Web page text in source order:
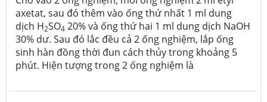
axetat, sau đó thêm vào ống thứ nhất 1 ml dung
dịch H2SO4 20% và ống thứ hai 1 ml dung dịch NaOH
30% dư. Sau đó lắc đều cả 2 ống nghiệm, lắp ống
sinh hàn đồng thời đun cách thủy trong khoảng 5
phút. Hiện tượng trong 2 ống nghiệm là